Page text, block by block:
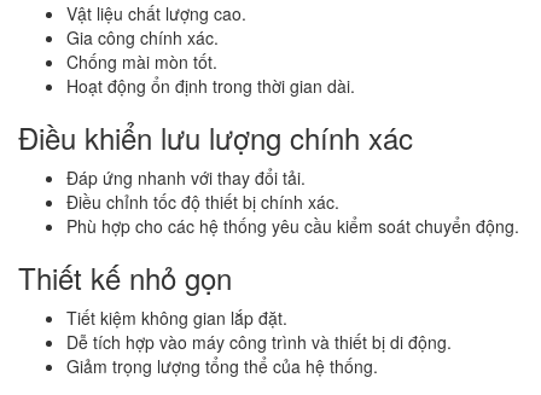
Vật liệu chất lượng cao.
Gia công chính xác.
Chống mài mòn tốt.
Hoạt động ổn định trong thời gian dài.
Điều khiển lưu lượng chính xác
Đáp ứng nhanh với thay đổi tải.
Điều chỉnh tốc độ thiết bị chính xác.
Phù hợp cho các hệ thống yêu cầu kiểm soát chuyển động.
Thiết kế nhỏ gọn
Tiết kiệm không gian lắp đặt.
Dễ tích hợp vào máy công trình và thiết bị di động.
Giảm trọng lượng tổng thể của hệ thống.